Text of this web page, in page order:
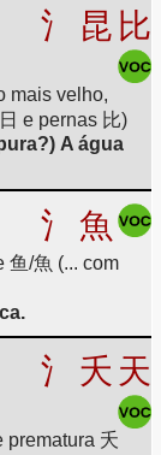
氵 昆 比
mais velho,
e pernas 比)
A água
氵 魚
鱼/魚 (... com
氵 夭 天
prematura 夭